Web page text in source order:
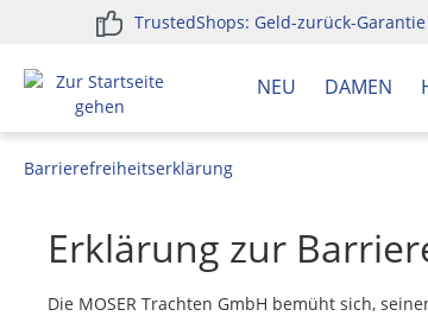
Zur Hauptnavigation springen
TrustedShops: Geld-zurück-Garantie
NEU DAMEN
Barrierefreiheitserklärung
Erklärung zur
Die MOSER Trachten GmbH bemüht sich,